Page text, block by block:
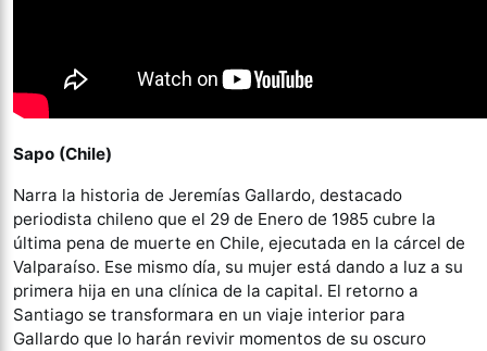
Sapo (Chile)
Narra la historia de Jeremías Gallardo, destacado
periodista chileno que el 29 de Enero de 1985 cubre la
última pena de muerte en Chile, ejecutada en la cárcel de
Valparaíso. Ese mismo día, su mujer está dando a luz a su
primera hija en una clínica de la capital. El retorno a
Santiago se transformara en un viaje interior para
Gallardo que lo harán revivir momentos de su oscuro